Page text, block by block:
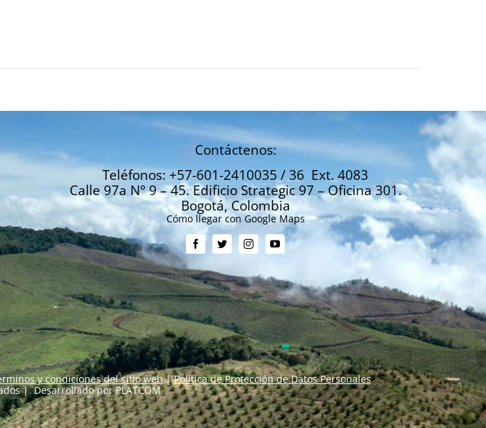
Contáctenos:
Teléfonos: +57-601-2410035 / 36 Ext. 4083
Calle 97a N° 9 – 45. Edificio Strategic 97 – Oficina 301.
Bogotá, Colombia
Cómo llegar con Google Maps
y condiciones del sitio web|Política de Protección de Datos Personales
| Desarrollado porPLATCOM